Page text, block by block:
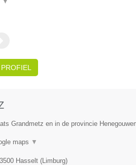
Grandmetz en in de provincie
maps ▼
3500 Hasselt(Limburg)